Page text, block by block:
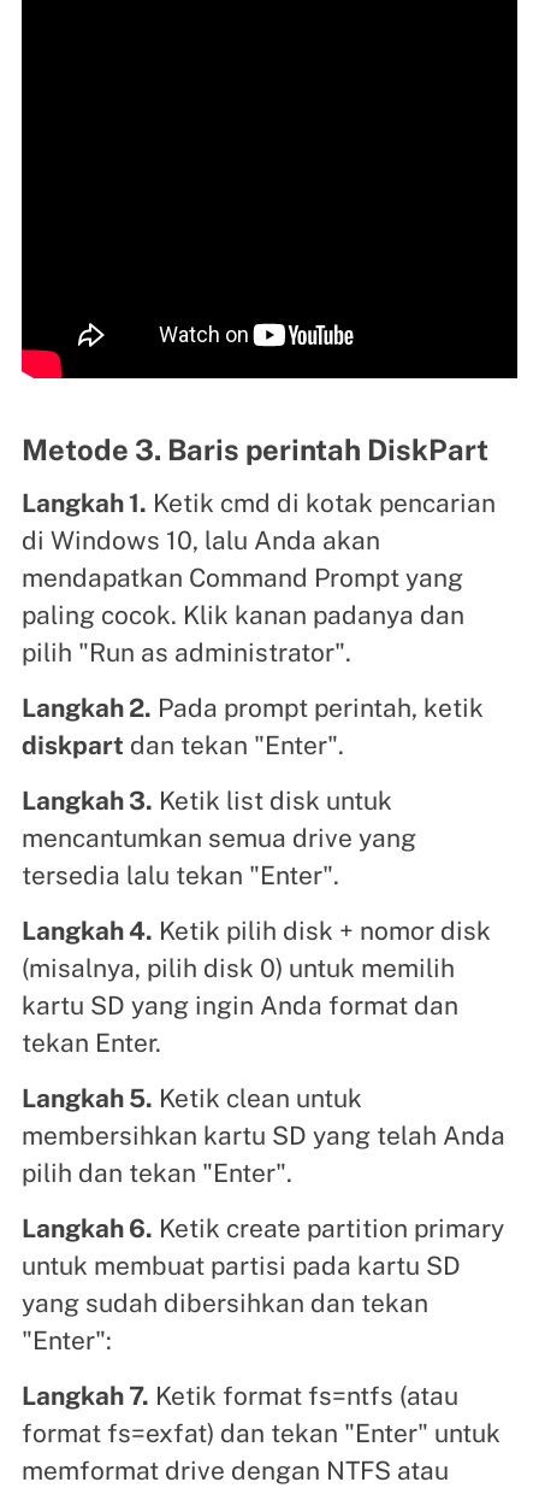
Metode 3. Baris perintah DiskPart
Langkah 1. Ketik cmd di kotak pencarian
di Windows 10, lalu Anda akan
mendapatkan Command Prompt yang
paling cocok. Klik kanan padanya dan
pilih "Run as administrator".
Langkah 2. Pada prompt perintah, ketik
diskpart dan tekan "Enter".
Langkah 3. Ketik list disk untuk
mencantumkan semua drive yang
tersedia lalu tekan "Enter".
Langkah 4. Ketik pilih disk + nomor disk
(misalnya, pilih disk 0) untuk memilih
kartu SD yang ingin Anda format dan
tekan Enter.
Langkah 5. Ketik clean untuk
membersihkan kartu SD yang telah Anda
pilih dan tekan "Enter".
Langkah 6. Ketik create partition primary
untuk membuat partisi pada kartu SD
yang sudah dibersihkan dan tekan
"Enter":
Langkah 7. Ketik format fs=ntfs (atau
format fs=exfat) dan tekan "Enter" untuk
memformat drive dengan NTFS atau